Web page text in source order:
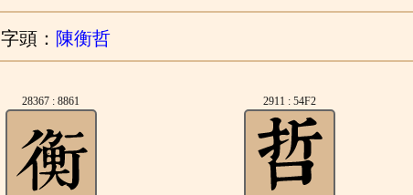
字頭： 陳衡哲
28367 : 8861 2911 : 54F2